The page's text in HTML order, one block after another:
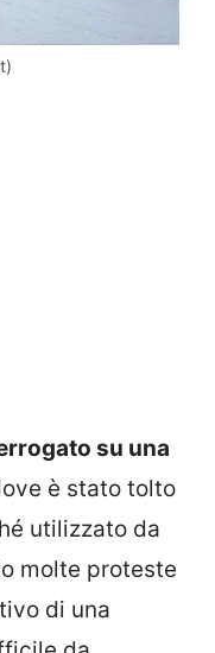
su una
è stato tolto
utilizzato da
molte proteste
di una